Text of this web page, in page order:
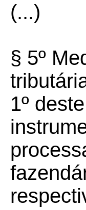
(...)
§ 5º
1º